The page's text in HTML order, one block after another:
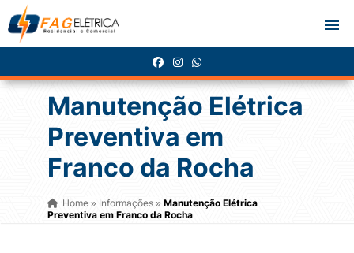
Manutenção Elétrica
Preventiva em
Franco da Rocha
Home» Informações » Manutenção Elétrica
Preventiva em Franco da Rocha